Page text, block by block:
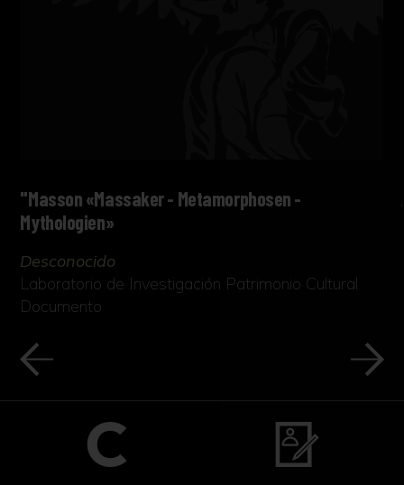
"Masson «Massaker - Metamorphosen -
Mythologien»
Desconocido
Laboratorio de Investigación Patrimonio Cultural
Documento